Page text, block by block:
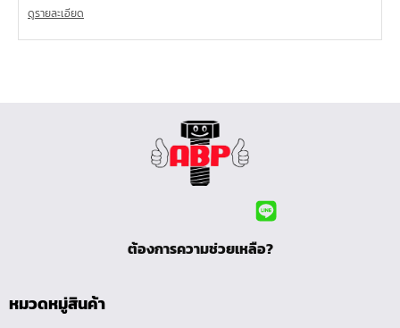
ดูรายละเอียด
ต้องการความช่วยเหลือ?
หมวดหมู่สินค้า